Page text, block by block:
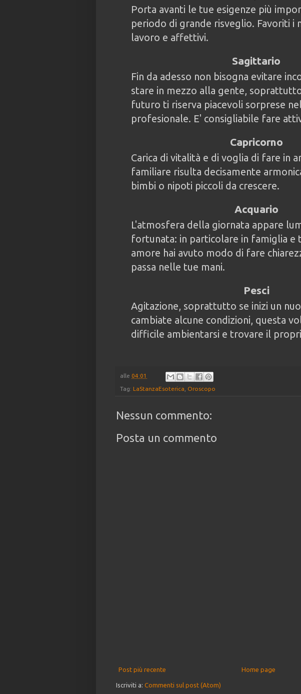
Porta avanti le tue esigenze più
periodo di grande risveglio. Favoriti i
lavoro e affettivi.
Sagittario
Fin da adesso non bisogna evitare
stare in mezzo alla gente,
futuro ti riserva piacevoli sorprese
profesionale. E' consigliabile fare
Capricorno
Carica di vitalità e di voglia di fare in
familiare risulta decisamente
bimbi o nipoti piccoli da crescere.
Acquario
L'atmosfera della giornata appare
fortunata: in particolare in famiglia e
amore hai avuto modo di fare
passa nelle tue mani.
Pesci
Agitazione, soprattutto se inizi un
cambiate alcune condizioni, questa
difficile ambientarsi e trovare il
alle 04:01
Tag: LaStanzaEsoterica Oroscopo
Nessun commento:
Posta un commento
Post più recente Home page
Iscriviti a: Commenti sul post (Atom)